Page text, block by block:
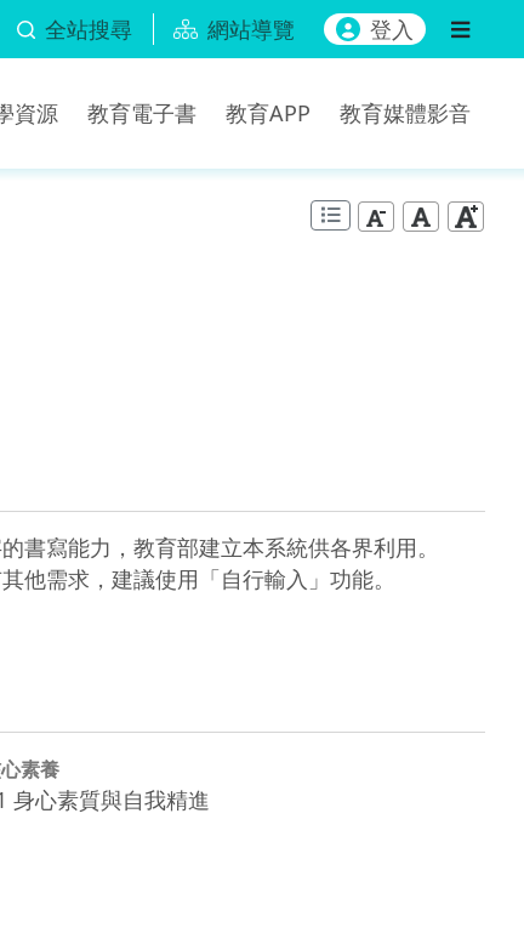
全站搜尋 網站導覽 登入
資源 教育電子書 教育APP 教育媒體影音
寫能力，教育部建立本系統供各界利用。
需求，建議使用「自行輸入」功能。
素養
身心素質與自我精進